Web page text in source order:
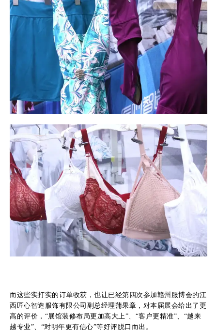
而这些实打实的订单收获，也让已经第四次参加赣州服博会的江
西匠心智造服饰有限公司副总经理蒲果章，对本届展会给出了更
高的评价，“展馆装修布局更加高大上”、“客户更精准”、“越来
越专业”、“对明年更有信心”等好评脱口而出。